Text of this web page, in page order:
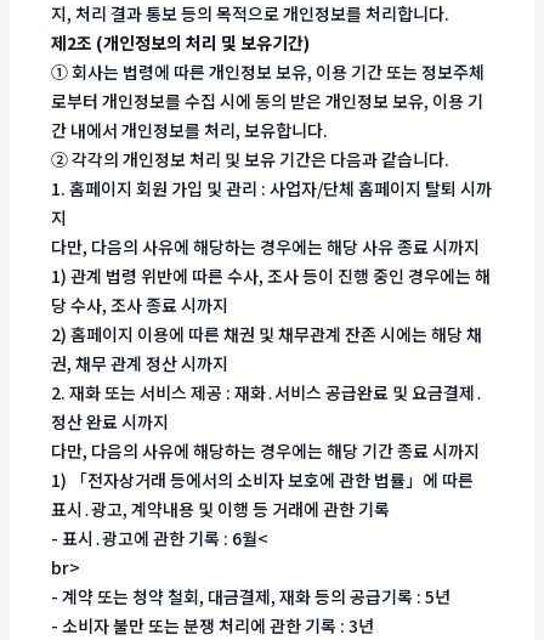
지, 처리 결과 통보 등의 목적으로 개인정보를 처리합니다.
제2조 (개인정보의 처리 및 보유기간)
① 회사는 법령에 따른 개인정보 보유, 이용 기간 또는 정보주체
로부터 개인정보를 수집 시에 동의 받은 개인정보 보유, 이용 기
간 내에서 개인정보를 처리, 보유합니다.
② 각각의 개인정보 처리 및 보유 기간은 다음과 같습니다.
1. 홈페이지 회원 가입 및 관리 : 사업자/단체 홈페이지 탈퇴 시까
지
다만, 다음의 사유에 해당하는 경우에는 해당 사유 종료 시까지
1) 관계 법령 위반에 따른 수사, 조사 등이 진행 중인 경우에는 해
당 수사, 조사 종료 시까지
2) 홈페이지 이용에 따른 채권 및 채무관계 잔존 시에는 해당 채
권, 채무 관계 정산 시까지
2. 재화 또는 서비스 제공 : 재화․서비스 공급완료 및 요금결제․
정산 완료 시까지
다만, 다음의 사유에 해당하는 경우에는 해당 기간 종료 시까지
1) 「전자상거래 등에서의 소비자 보호에 관한 법률」에 따른
표시․광고, 계약내용 및 이행 등 거래에 관한 기록
- 표시․광고에 관한 기록 : 6월<
br>
- 계약 또는 청약 철회, 대금결제, 재화 등의 공급기록 : 5년
- 소비자 불만 또는 분쟁 처리에 관한 기록 : 3년